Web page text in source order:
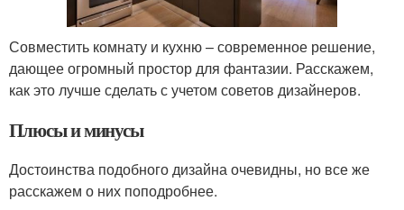
Совместить комнату и кухню – современное решение,
дающее огромный простор для фантазии. Расскажем,
как это лучше сделать с учетом советов дизайнеров.
Плюсы и минусы
Достоинства подобного дизайна очевидны, но все же
расскажем о них поподробнее.